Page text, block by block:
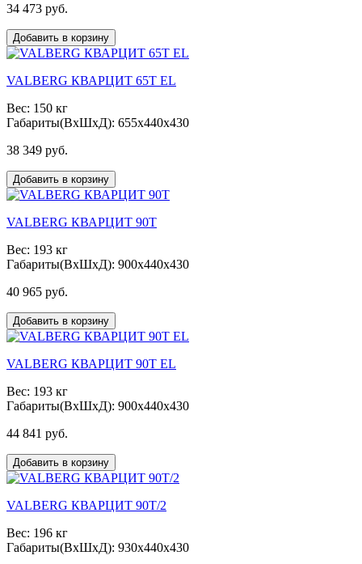
34 473 руб.
Добавить в корзину
VALBERG КВАРЦИТ 65Т EL
Вес: 150 кг
Габариты(ВxШxД): 655x440x430
38 349 руб.
Добавить в корзину
VALBERG КВАРЦИТ 90Т
Вес: 193 кг
Габариты(ВxШxД): 900x440x430
40 965 руб.
Добавить в корзину
VALBERG КВАРЦИТ 90Т EL
Вес: 193 кг
Габариты(ВxШxД): 900x440x430
44 841 руб.
Добавить в корзину
VALBERG КВАРЦИТ 90Т/2
Вес: 196 кг
Габариты(ВxШxД): 930x440x430